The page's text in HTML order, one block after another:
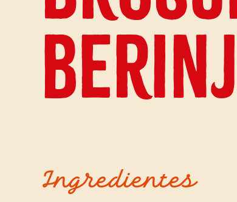
Ingredientes